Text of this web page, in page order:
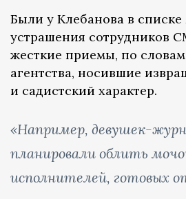
Были у Клебанова в списке
устрашения сотрудников
жесткие приемы, по
агентства, носившие
и садистский характер.
«Например, девушек-
планировали облить
исполнителей, готовых